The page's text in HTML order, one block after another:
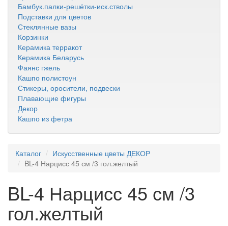
Бамбук.палки-решётки-иск.стволы
Подставки для цветов
Стеклянные вазы
Корзинки
Керамика терракот
Керамика Беларусь
Фаянс гжель
Кашпо полистоун
Стикеры, оросители, подвески
Плавающие фигуры
Декор
Кашпо из фетра
Каталог
Искусственные цветы ДЕКОР
BL-4 Нарцисс 45 см /3 гол.желтый
BL-4 Нарцисс 45 см /3
гол.желтый